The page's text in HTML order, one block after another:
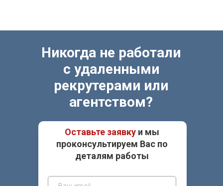
Никогда не работали
с удаленными
рекрутерами или
агентством?
Оставьте заявку и мы
проконсультируем Вас по
деталям работы